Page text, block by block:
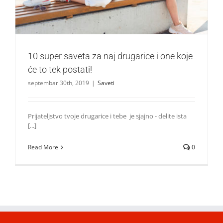
10 super saveta za naj drugarice i one koje
će to tek postati!
septembar 30th, 2019 | Saveti
Prijateljstvo tvoje drugarice i tebe je sjajno - delite ista
[...]
Read More 0